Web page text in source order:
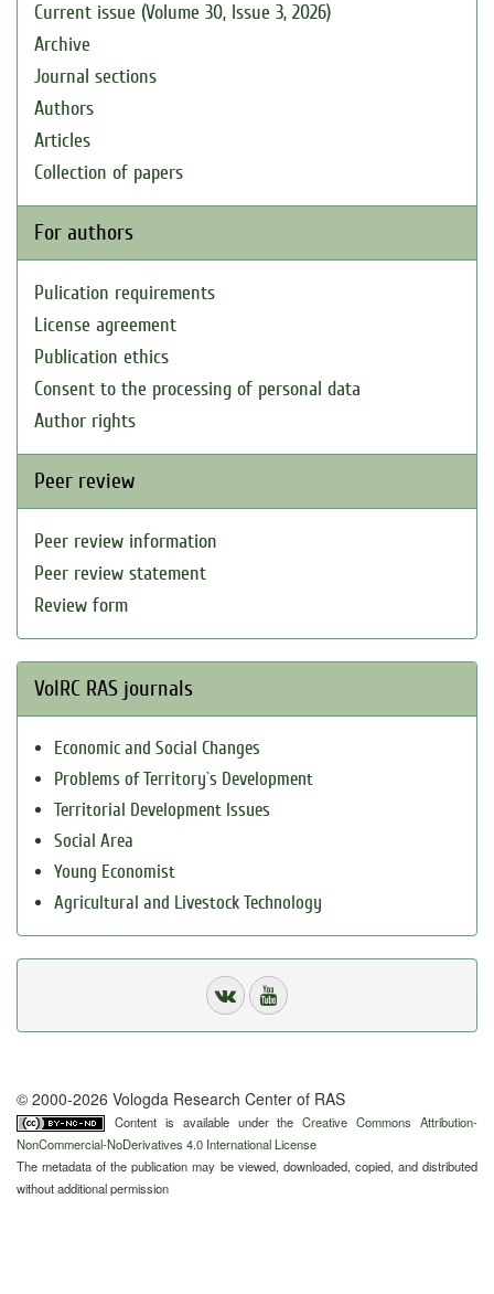
Current issue (Volume 30, Issue 3, 2026)
Archive
Journal sections
Authors
Articles
Collection of papers
For authors
Pulication requirements
License agreement
Publication ethics
Consent to the processing of personal data
Author rights
Peer review
Peer review information
Peer review statement
Review form
VolRC RAS journals
Economic and Social Changes
Problems of Territory`s Development
Territorial Development Issues
Social Area
Young Economist
Agricultural and Livestock Technology
© 2000-2026 Vologda Research Center of RAS
Content is available under theCreative Commons Attribution-
NonCommercial-NoDerivatives 4.0 International License
The metadata of the publication may be viewed, downloaded, copied, and distributed
without additional permission